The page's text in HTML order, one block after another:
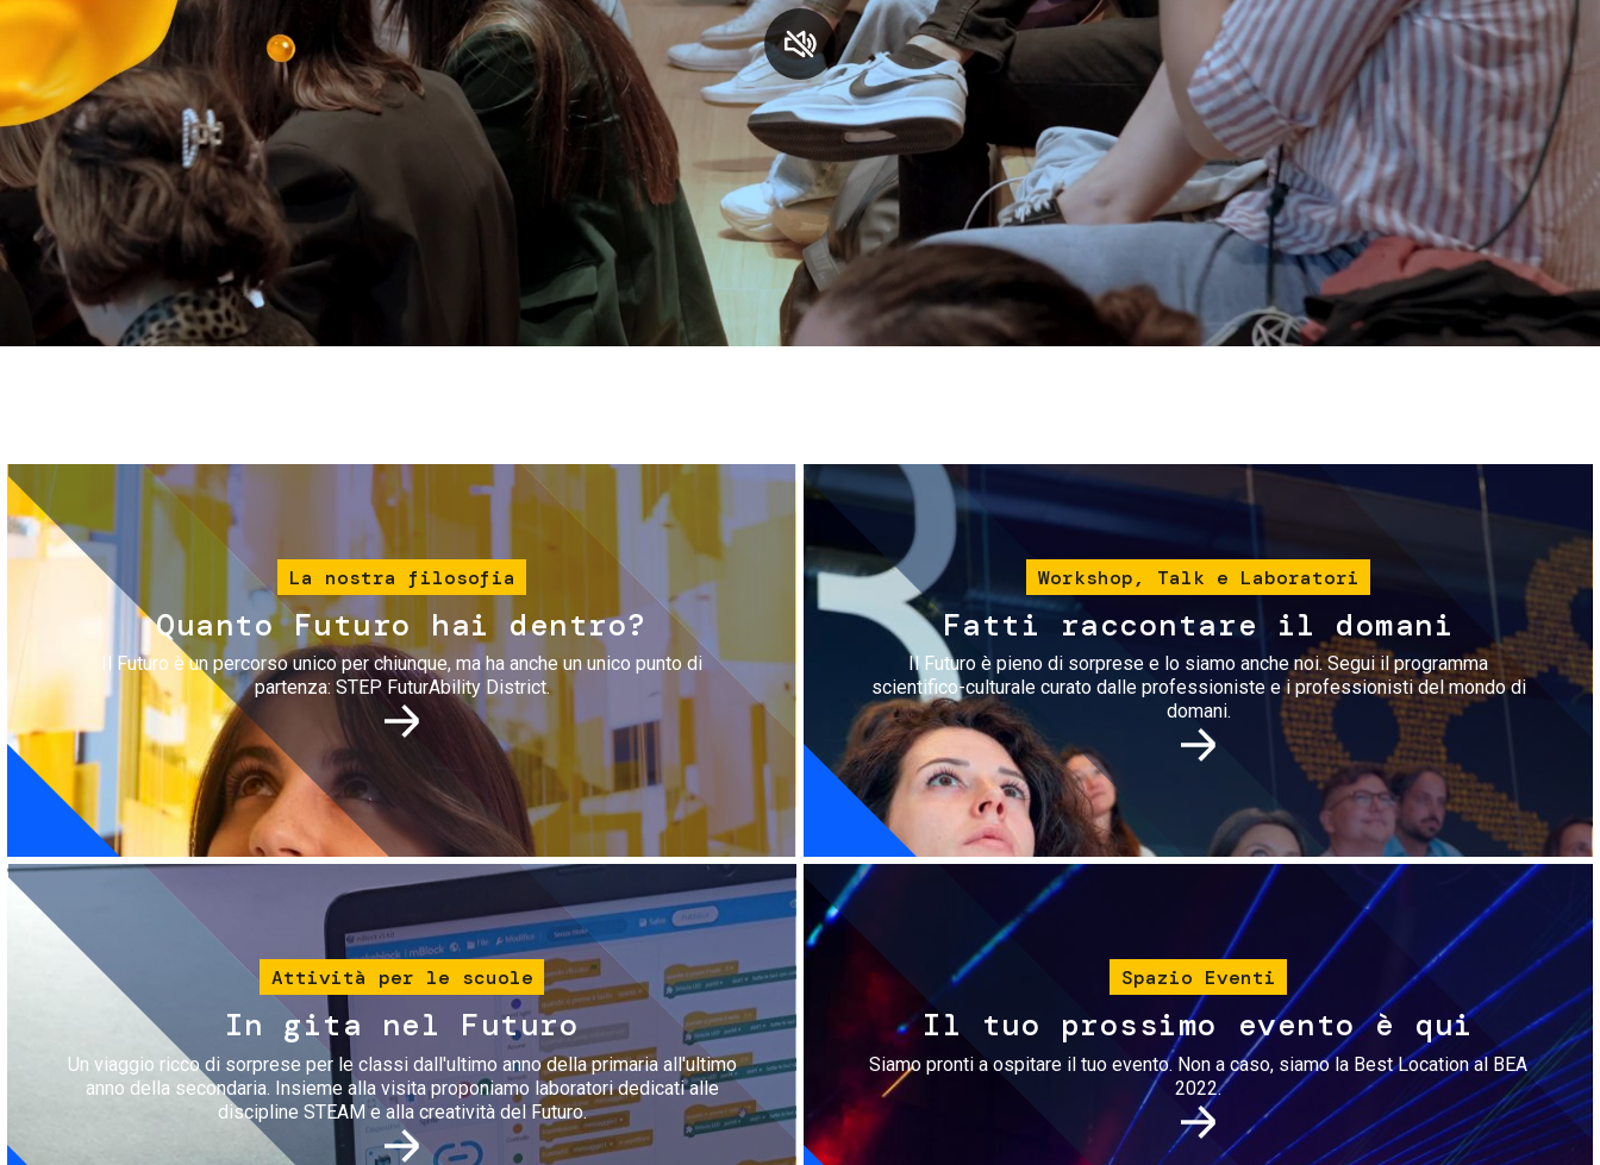
Servizi e accessibilità
Contatti
Biglietti
Immagine
La nostra filosofia
Quanto Futuro hai dentro?
Il Futuro è un percorso unico per chiunque, ma ha anche un unico punto di
partenza: STEP FuturAbility District.
Immagine
Workshop, Talk e Laboratori
Fatti raccontare il domani
Il Futuro è pieno di sorprese e lo siamo anche noi. Segui il programma
scientifico-culturale curato dalle professioniste e i professionisti del mondo di
domani.
Immagine
Attività per le scuole
In gita nel Futuro
Un viaggio ricco di sorprese per le classi dall'ultimo anno della primaria all'ultimo
anno della secondaria. Insieme alla visita proponiamo laboratori dedicati alle
discipline STEAM e alla creatività del Futuro.
Immagine
Spazio Eventi
Il tuo prossimo evento è qui
Siamo pronti a ospitare il tuo evento. Non a caso, siamo la Best Location al BEA
2022.